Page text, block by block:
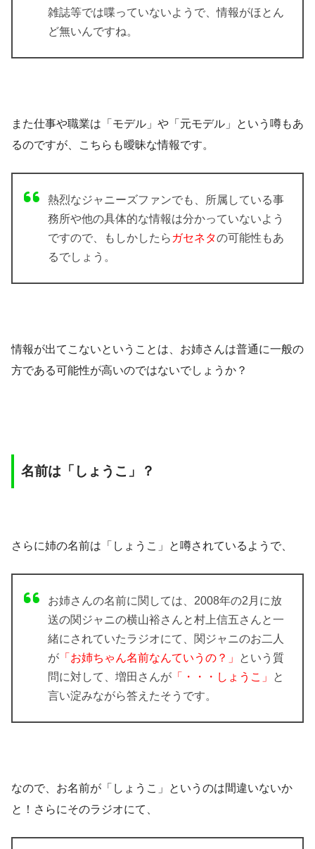
雑誌等では喋っていないようで、情報がほとん
ど無いんですね。
また仕事や職業は 「モデル」 や 「元モデル」
という噂もあ
るのですが、こちらも曖昧な情報です。
熱烈なジャニーズファンでも、所属している事
務所や他の具体的な情報は分かっていないよう
ですので、もしかしたら ガセネタの可能性もあ
るでしょう。
情報が出てこないということは、お姉さんは普通に一般の
方である可能性が高いのではないでしょうか？
名前は「しょうこ」？
さらに姉の名前は「しょうこ」 と噂されているようで、
お姉さんの名前に関しては、2008年の2月に放
送の関ジャニの横山裕さんと村上信五さんと一
緒にされていたラジオにて、関ジャニのお二人
が 「お姉ちゃん名前なんていうの？」
という質
問に対して、増田さんが 「・・・しょうこ」
と
言い淀みながら答えたそうです。
なので、お名前が「しょうこ」というのは間違いないか
と！さらにそのラジオにて、